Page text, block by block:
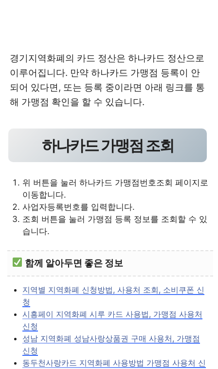
경기지역화폐의 카드 정산은 하나카드 정산으로
이루어집니다. 만약 하나카드 가맹점 등록이 안
되어 있다면, 또는 등록 중이라면 아래 링크를 통
해 가맹점 확인을 할 수 있습니다.
하나카드 가맹점 조회
위 버튼을 눌러 하나카드 가맹점번호조회 페이지로
이동합니다.
사업자등록번호를 입력합니다.
조회 버튼을 눌러 가맹점 등록 정보를 조회할 수 있
습니다.
함께 알아두면 좋은 정보
지역별 지역화폐 신청방법, 사용처 조회, 소비쿠폰 신
청
시흥페이 지역화폐 시루 카드 사용법, 가맹점 사용처
신청
성남 지역화폐 성남사랑상품권 구매 사용처, 가맹점
신청
동두천사랑카드 지역화폐 사용방법 가맹점 사용처 신